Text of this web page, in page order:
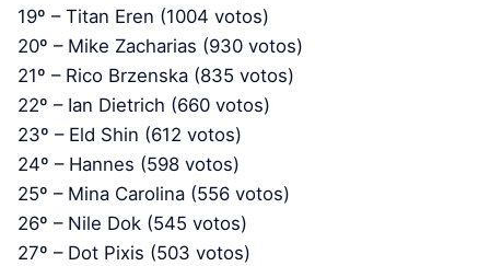
19º – Titan Eren (1004 votos)
20º – Mike Zacharias (930 votos)
21º – Rico Brzenska (835 votos)
22º – Ian Dietrich (660 votos)
23º – Eld Shin (612 votos)
24º – Hannes (598 votos)
25º – Mina Carolina (556 votos)
26º – Nile Dok (545 votos)
27º – Dot Pixis (503 votos)